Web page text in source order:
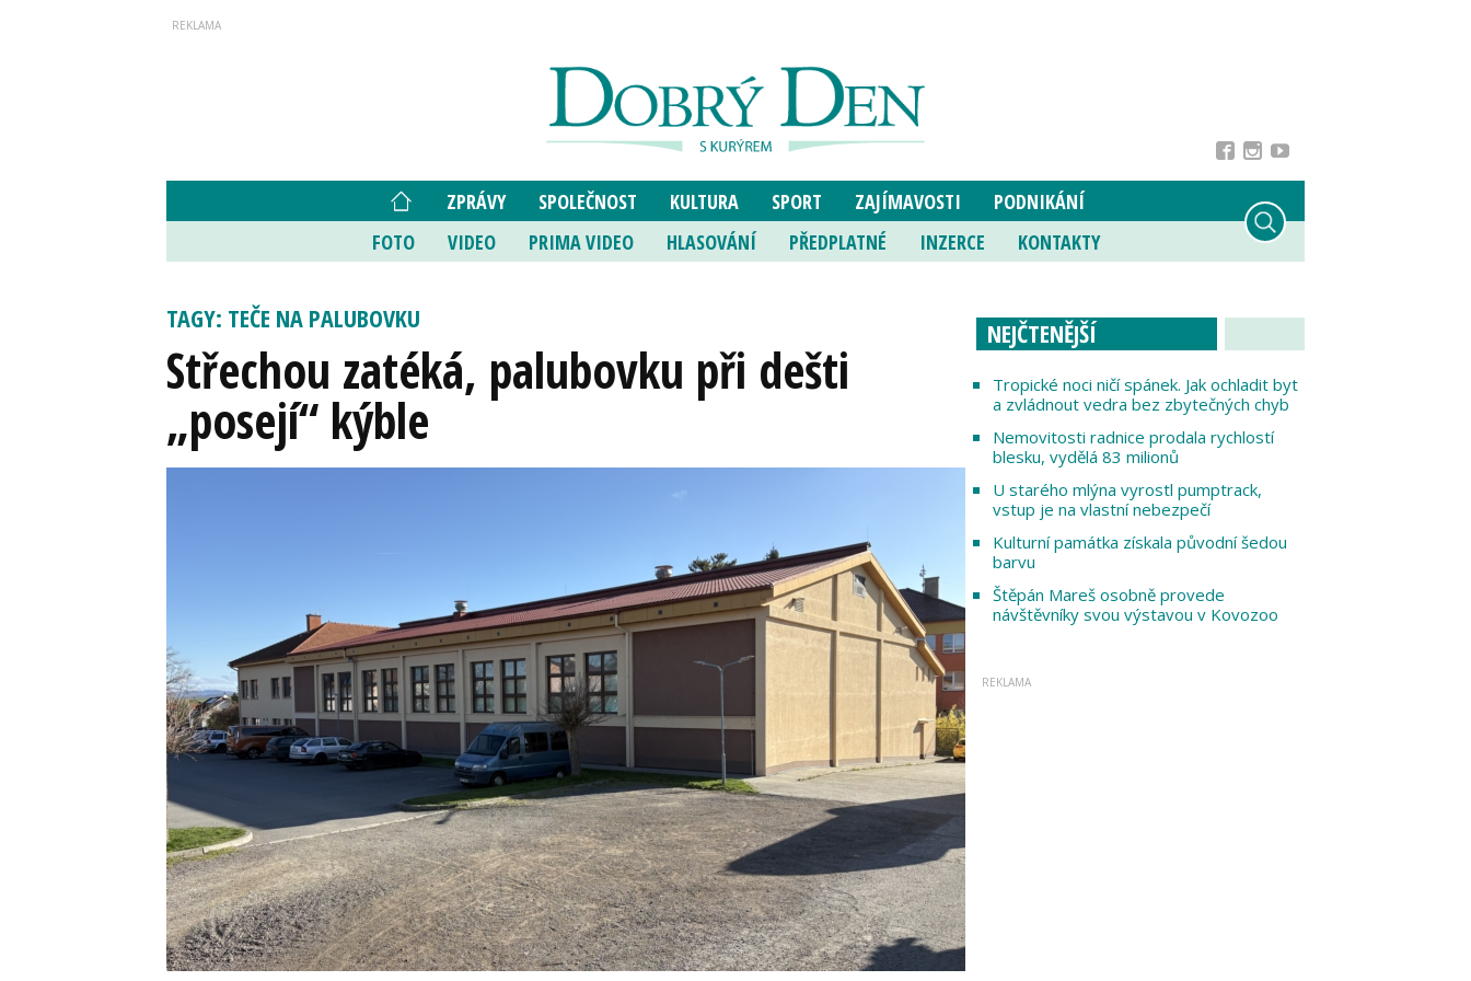
ZPRÁVY SPOLEČNOST KULTURA SPORT ZAJÍMAVOSTI
PODNIKÁNÍ
FOTO
VIDEO PRIMA VIDEO HLASOVÁNÍ PŘEDPLATNÉ INZERCE KONTAKTY
TAGY: TEČE NA PALUBOVKU
Střechou zatéká, palubovku při dešti
„posejí“ kýble
NEJČTENĚJŠÍ
Tropické noci ničí spánek. Jak ochladit byt
a zvládnout vedra bez zbytečných chyb
Nemovitosti radnice prodala rychlostí
blesku, vydělá 83 milionů
U starého mlýna vyrostl pumptrack,
vstup je na vlastní nebezpečí
Kulturní památka získala původní šedou
barvu
Štěpán Mareš osobně provede
návštěvníky svou výstavou v Kovozoo